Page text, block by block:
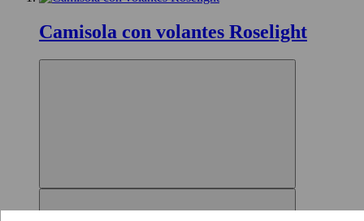
Camisola con volantes Roselight